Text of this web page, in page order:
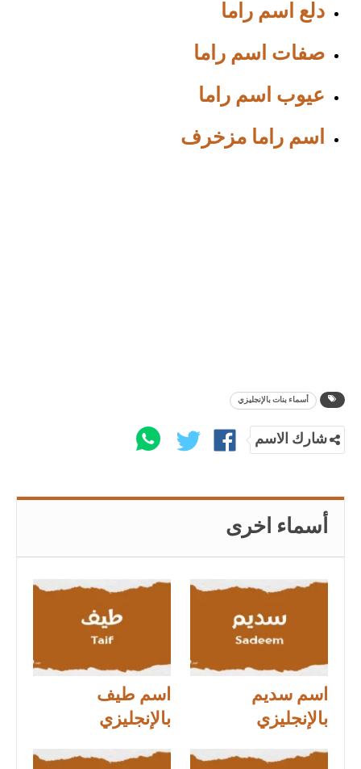
دلع اسم راما
صفات اسم راما
عيوب اسم راما
اسم راما مزخرف
أسماء بنات بالإنجليزي
شارك الاسم
أسماء اخرى
اسم سديم
بالإنجليزي
اسم طيف
بالإنجليزي